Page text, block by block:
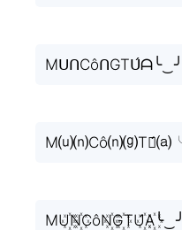
MᑌᑎCôᑎGTᑌ́ᗩ╰‿╯
MU꙰N꙰CôN꙰G꙰TU꙰́A꙰╰‿╯